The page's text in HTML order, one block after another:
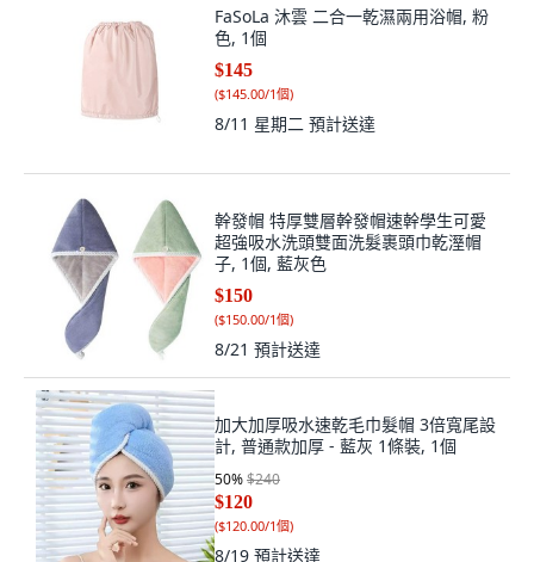
FaSoLa 沐雲 二合一乾濕兩用浴帽, 粉
色, 1個
$145
($145.00/1個)
8/11 星期二 預計送達
幹發帽 特厚雙層幹發帽速幹學生可愛
超強吸水洗頭雙面洗髮裹頭巾乾溼帽
子, 1個, 藍灰色
$150
($150.00/1個)
8/21 預計送達
加大加厚吸水速乾毛巾髮帽 3倍寬尾設
計, 普通款加厚 - 藍灰 1條裝, 1個
50%$240
$120
($120.00/1個)
8/19 預計送達